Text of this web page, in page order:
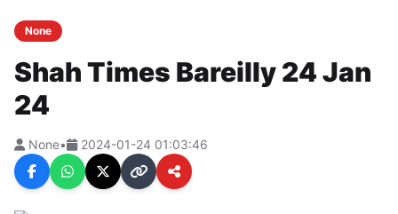
None
Shah Times Bareilly 24 Jan
24
None• 2024-01-24 01:03:46